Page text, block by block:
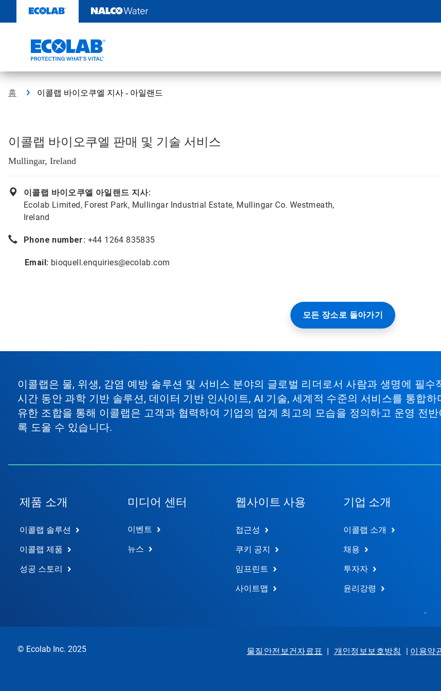
츠
기
홈 이콜랩 바이오쿠엘 지사 - 아일랜드
이콜랩 바이오쿠엘 판매 및 기술 서비스
Mullingar, Ireland
이콜랩 바이오쿠엘 아일랜드 지사:
Ecolab Limited, Forest Park, Mullingar Industrial Estate, Mullingar Co. Westmeath,
Ireland
Phone number: +44 1264 835835
Email: bioquell.enquiries@ecolab.com
모든 장소로 돌아가기
이콜랩은 물, 위생, 감염 예방 솔루션 및 서비스 분야의 글로벌 리더로서 사람과 생명에 필
시간 동안 과학 기반 솔루션, 데이터 기반 인사이트, AI 기술, 세계적 수준의 서비스를 통합
유한 조합을 통해 이콜랩은 고객과 협력하여 기업의 업계 최고의 모습을 정의하고 운영 전
록 도울 수 있습니다.
제품 소개
이콜랩 솔루션
이콜랩 제품
성공 스토리
미디어 센터
이벤트
뉴스
웹사이트 사용
접근성
쿠키 공지
임프린트
사이트맵
기업 소개
이콜랩 소개
채용
투자자
윤리강령
© Ecolab Inc. 2025 물질안전보건자료표 | 개인정보보호방침 | 이용약